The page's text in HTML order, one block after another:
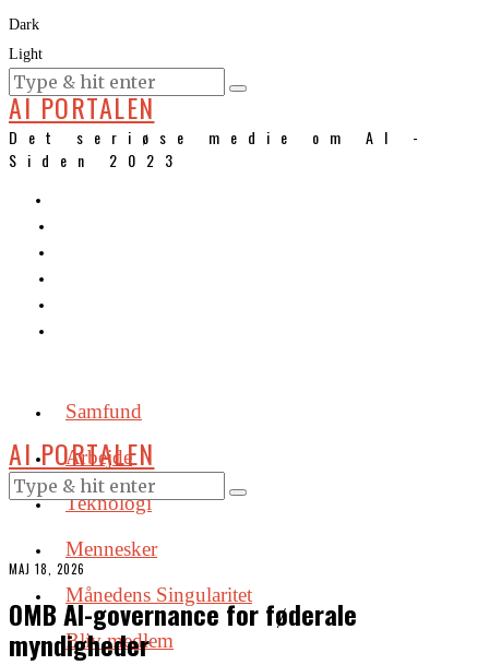
Dark
Light
KURSER
AI PORTALEN
Det seriøse medie om AI -
Siden 2023
Samfund
Arbejde
Teknologi
Mennesker
Månedens Singularitet
Bliv medlem
AI PORTALEN
MAJ 18, 2026
OMB AI-governance for føderale
myndigheder